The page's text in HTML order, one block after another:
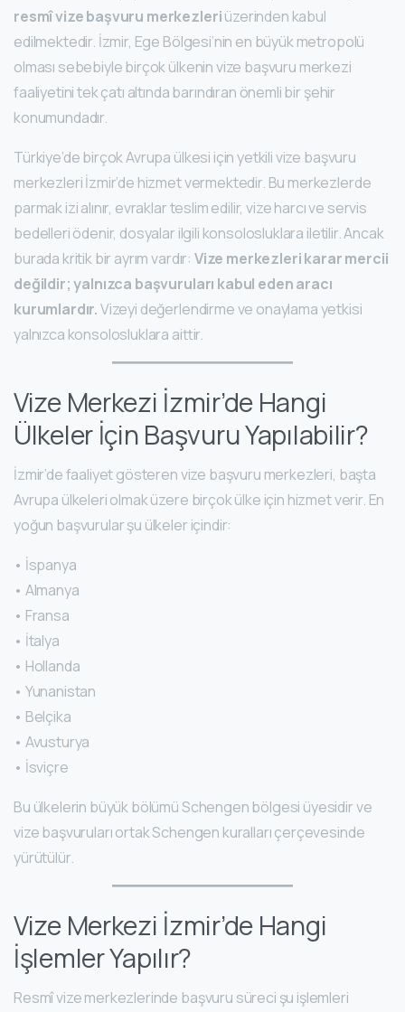
resmî vize başvuru merkezleriüzerinden kabul
edilmektedir. İzmir, Ege Bölgesi’nin en büyük metropolü
olması sebebiyle birçok ülkenin vize başvuru merkezi
faaliyetini tek çatı altında barındıran önemli bir şehir
konumundadır.
Türkiye’de birçok Avrupa ülkesi için yetkili vize başvuru
merkezleri İzmir’de hizmet vermektedir. Bu merkezlerde
parmak izi alınır, evraklar teslim edilir, vize harcı ve servis
bedelleri ödenir, dosyalar ilgili konsolosluklara iletilir. Ancak
burada kritik bir ayrım vardır: Vize merkezleri karar mercii
değildir; yalnızca başvuruları kabul eden aracı
kurumlardır.Vizeyi değerlendirme ve onaylama yetkisi
yalnızca konsolosluklara aittir.
Vize Merkezi İzmir’de Hangi
Ülkeler İçin Başvuru Yapılabilir?
İzmir’de faaliyet gösteren vize başvuru merkezleri, başta
Avrupa ülkeleri olmak üzere birçok ülke için hizmet verir. En
yoğun başvurular şu ülkeler içindir:
• İspanya
• Almanya
• Fransa
• İtalya
• Hollanda
• Yunanistan
• Belçika
• Avusturya
• İsviçre
Bu ülkelerin büyük bölümü Schengen bölgesi üyesidir ve
vize başvuruları ortak Schengen kuralları çerçevesinde
yürütülür.
Vize Merkezi İzmir’de Hangi
İşlemler Yapılır?
Resmî vize merkezlerinde başvuru süreci şu işlemleri